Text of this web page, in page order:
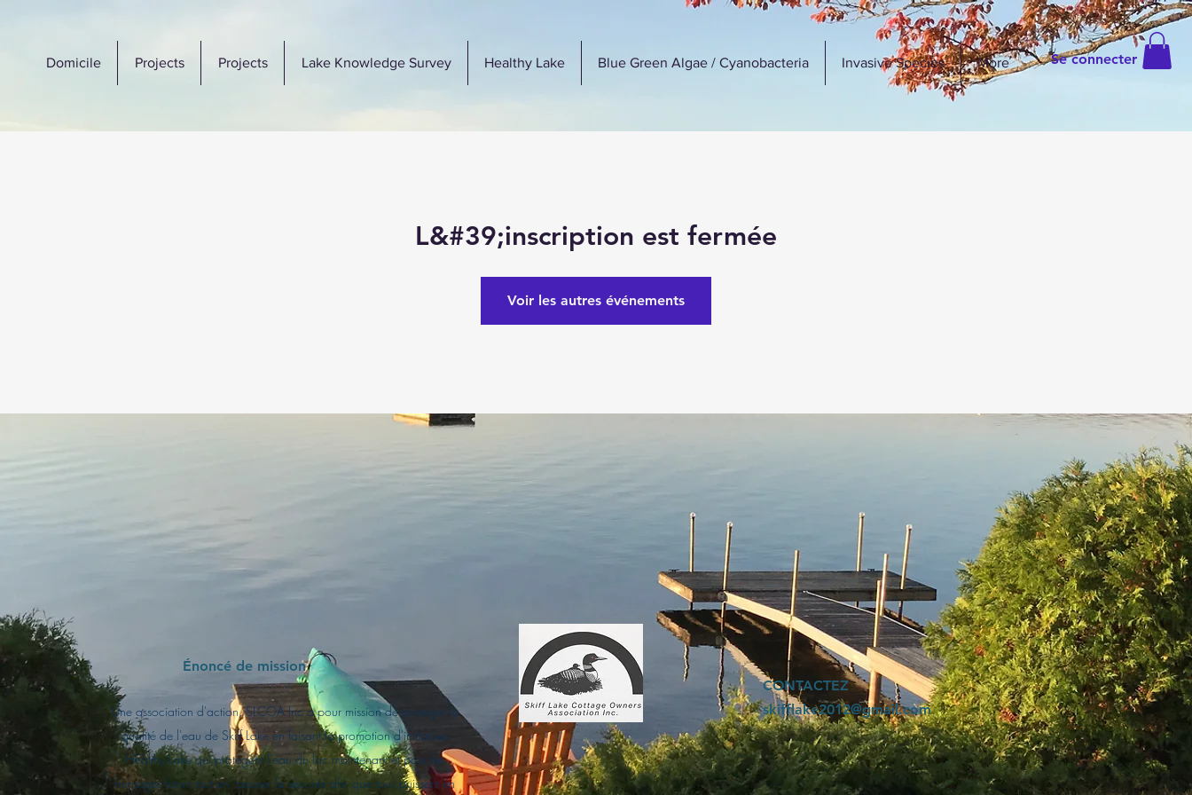
Domicile Projects Projects Lake Knowledge Survey Healthy Lake Blue Green Algae / Cyanobacteria Invasive Species More Se connecter
L&#39;inscription est fermée
Voir les autres événements
Énoncé de mission
Une association d'action, SLCOA Inc a pour mission de protéger la
qualité de l'eau de Skiff Lake en faisant la promotion d'initiatives
Healthy Lake qui protègent l'eau du lac maintenant et pour les
héritages futurs tout en assurer la sécurité afin que tous puissent en
CONTACTEZ
skifflake2012@gmail.com